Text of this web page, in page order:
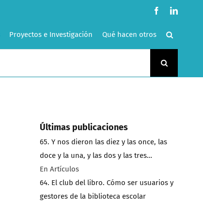
Facebook
Proyectos e Investigación Qué hacen otros
Últimas publicaciones
65. Y nos dieron las diez y las once, las
doce y la una, y las dos y las tres…
En Artículos
64. El club del libro. Cómo ser usuarios y
gestores de la biblioteca escolar